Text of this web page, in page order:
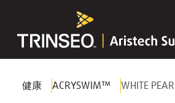
健康 ACRYSWIM™ WHITE PEARL